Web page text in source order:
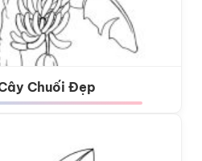
Chuối Đẹp